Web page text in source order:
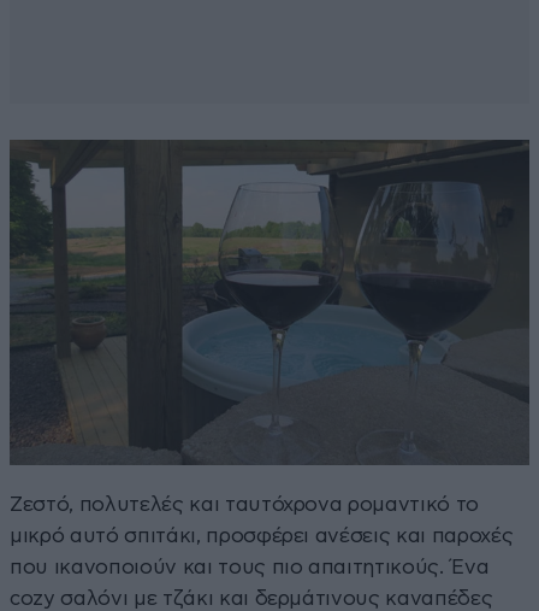
Ζεστό, πολυτελές και ταυτόχρονα ρομαντικό το
μικρό αυτό σπιτάκι, προσφέρει ανέσεις και παροχές
που ικανοποιούν και τους πιο απαιτητικούς. Ένα
cozy σαλόνι με τζάκι και δερμάτινους καναπέδες